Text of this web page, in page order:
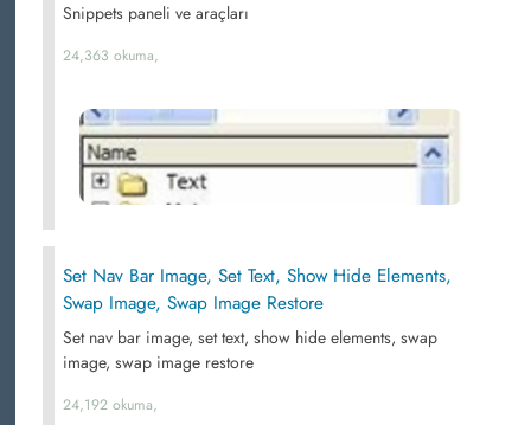
Snippets paneli ve araçları
24,363 okuma,
Set Nav Bar Image, Set Text, Show Hide Elements,
Swap Image, Swap Image Restore
Set nav bar image, set text, show hide elements, swap
image, swap image restore
24,192 okuma,